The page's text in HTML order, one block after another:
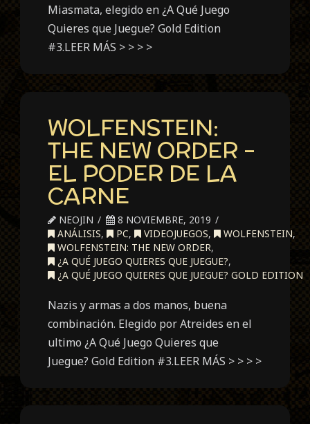
Miasmata, elegido en ¿A Qué Juego
Quieres que Juegue? Gold Edition
#3.LEER MÁS > > > >
WOLFENSTEIN:
THE NEW ORDER –
EL PODER DE LA
CARNE
NEOJIN
8 NOVIEMBRE, 2019
ANÁLISIS, PC, VIDEOJUEGOS, WOLFENSTEIN,
WOLFENSTEIN: THE NEW ORDER,
¿A QUÉ JUEGO QUIERES QUE JUEGUE?,
¿A QUÉ JUEGO QUIERES QUE JUEGUE? GOLD EDITION
Nazis y armas a dos manos, buena
combinación. Elegido por Atreides en el
ultimo ¿A Qué Juego Quieres que
Juegue? Gold Edition #3.LEER MÁS > > > >